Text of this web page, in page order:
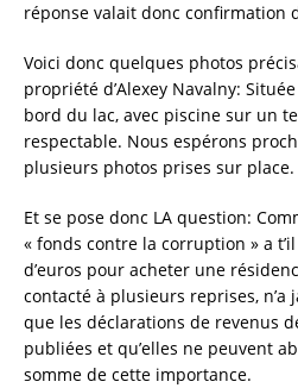
réponse valait donc confirmation
Voici donc quelques photos
propriété d’Alexey Navalny:
bord du lac, avec piscine sur un
respectable. Nous espérons
plusieurs photos prises sur place.
Et se pose donc LA question:
« fonds contre la corruption » a
d’euros pour acheter une
contacté à plusieurs reprises, n’a
que les déclarations de revenus
publiées et qu’elles ne peuvent
somme de cette importance.